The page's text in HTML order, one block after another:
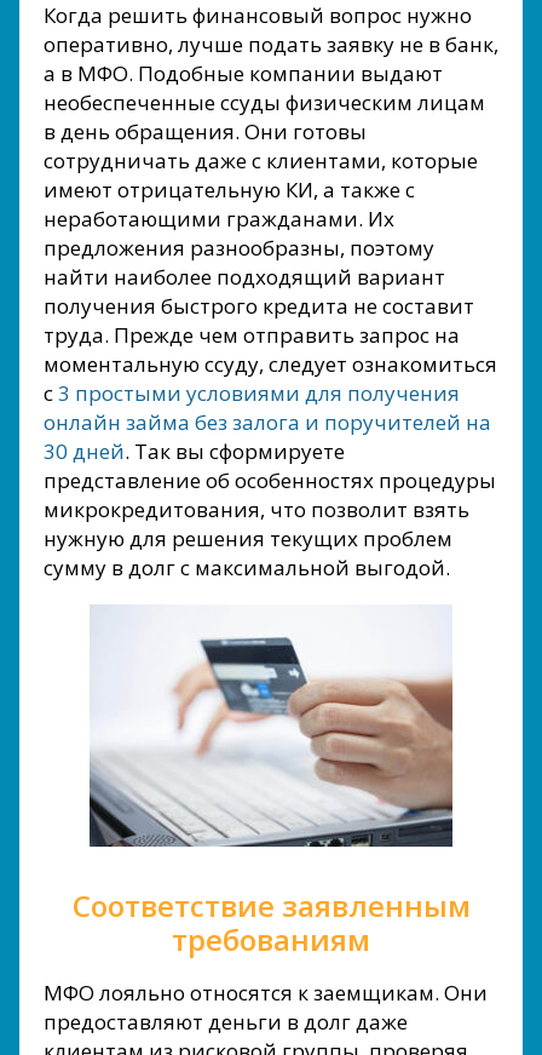
Когда решить финансовый вопрос нужно
оперативно, лучше подать заявку не в банк,
а в МФО. Подобные компании выдают
необеспеченные ссуды физическим лицам
в день обращения. Они готовы
сотрудничать даже с клиентами, которые
имеют отрицательную КИ, а также с
неработающими гражданами. Их
предложения разнообразны, поэтому
найти наиболее подходящий вариант
получения быстрого кредита не составит
труда. Прежде чем отправить запрос на
моментальную ссуду, следует ознакомиться
с3 простыми условиями для получения
онлайн займа без залога и поручителей на
30 дней. Так вы сформируете
представление об особенностях процедуры
микрокредитования, что позволит взять
нужную для решения текущих проблем
сумму в долг с максимальной выгодой.
Соответствие заявленным
требованиям
МФО лояльно относятся к заемщикам. Они
предоставляют деньги в долг даже